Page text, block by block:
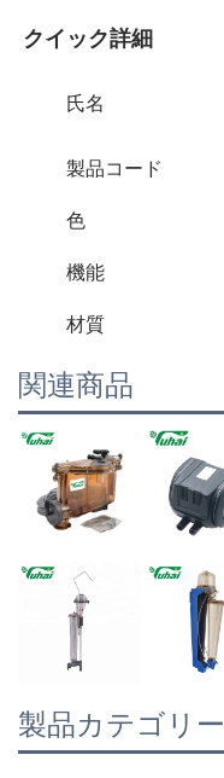
クイック詳細
氏名
製品コード
色
機能
材質
関連商品
製品カテゴリー